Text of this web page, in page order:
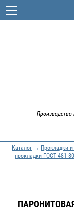
Каталог→ Прокладки
прокладки ГОСТ 481-80